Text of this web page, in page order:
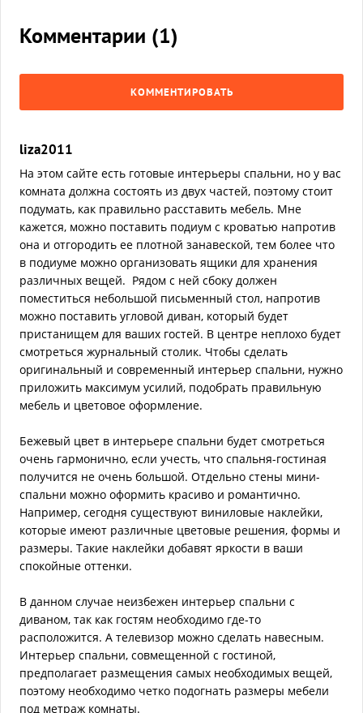
Комментарии (1)
КОММЕНТИРОВАТЬ
liza2011
На этом сайте есть готовые интерьеры спальни, но у вас
комната должна состоять из двух частей, поэтому стоит
подумать, как правильно расставить мебель. Мне
кажется, можно поставить подиум с кроватью напротив
она и отгородить ее плотной занавеской, тем более что
в подиуме можно организовать ящики для хранения
различных вещей. Рядом с ней сбоку должен
поместиться небольшой письменный стол, напротив
можно поставить угловой диван, который будет
пристанищем для ваших гостей. В центре неплохо будет
смотреться журнальный столик. Чтобы сделать
оригинальный и современный интерьер спальни, нужно
приложить максимум усилий, подобрать правильную
мебель и цветовое оформление.
Бежевый цвет в интерьере спальни будет смотреться
очень гармонично, если учесть, что спальня-гостиная
получится не очень большой. Отдельно стены мини-
спальни можно оформить красиво и романтично.
Например, сегодня существуют виниловые наклейки,
которые имеют различные цветовые решения, формы и
размеры. Такие наклейки добавят яркости в ваши
спокойные оттенки.
В данном случае неизбежен интерьер спальни с
диваном, так как гостям необходимо где-то
расположится. А телевизор можно сделать навесным.
Интерьер спальни, совмещенной с гостиной,
предполагает размещения самых необходимых вещей,
поэтому необходимо четко подогнать размеры мебели
под метраж комнаты.